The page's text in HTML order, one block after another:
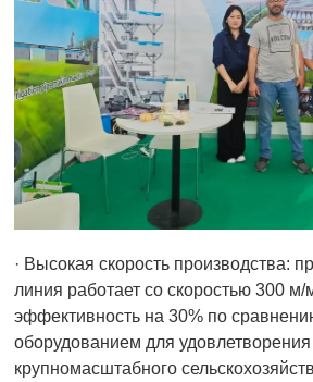
· Высокая скорость производства:
линия работает со скоростью 300
эффективность на 30% по
оборудованием для
крупномасштабного